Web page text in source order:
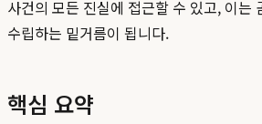
사건의 모든 진실에 접근할 수 있고, 이는
수립하는 밑거름이 됩니다.
핵심 요약